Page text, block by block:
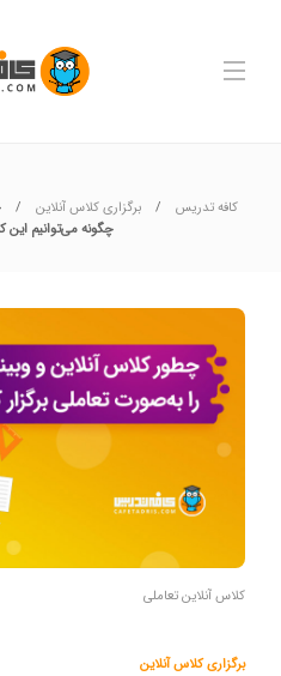
کافه تدریس برگزاری کلاس آنلاین
چگونه می‌توانیم این
کلاس آنلاین تعاملی
برگزاری کلاس آنلاین